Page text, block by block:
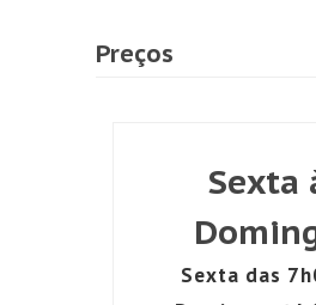
Preços
Sexta
Sexta das